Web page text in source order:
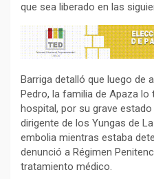
que sea liberado en las
Barriga detalló que luego de
Pedro, la familia de Apaza
hospital, por su grave
dirigente de los Yungas de
embolia mientras estaba
denunció a Régimen
tratamiento médico.